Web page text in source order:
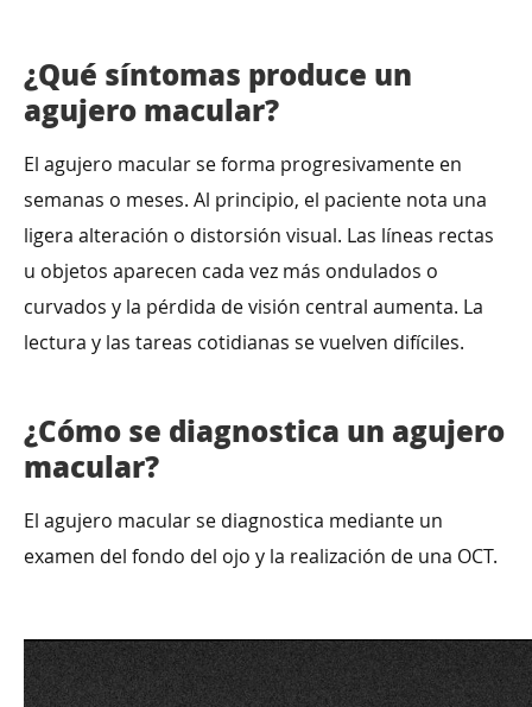
¿Qué síntomas produce un
agujero macular?
El agujero macular se forma progresivamente en
semanas o meses. Al principio, el paciente nota una
ligera alteración o distorsión visual. Las líneas rectas
u objetos aparecen cada vez más ondulados o
curvados y la pérdida de visión central aumenta. La
lectura y las tareas cotidianas se vuelven difíciles.
¿Cómo se diagnostica un agujero
macular?
El agujero macular se diagnostica mediante un
examen del fondo del ojo y la realización de una OCT.